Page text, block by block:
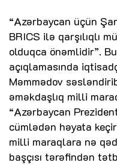
“Azərbaycan üçün
BRICS ilə qarşılıqlı
olduqca önəmlidir”.
açıqlamasında
Məmmədov
əməkdaşlıq milli
“Azərbaycan
cümlədən həyata
milli maraqlara nə
başçısı tərəfindən